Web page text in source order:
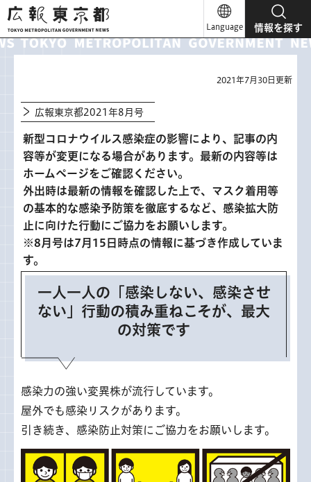
広報東京都
Language 情報を探す
2021年7月30日更新
広報東京都2021年8月号
新型コロナウイルス感染症の影響により、記事の内
容等が変更になる場合があります。最新の内容等は
ホームページをご確認ください。
外出時は最新の情報を確認した上で、マスク着用等
の基本的な感染予防策を徹底するなど、感染拡大防
止に向けた行動にご協力をお願いします。
※8月号は7月15日時点の情報に基づき作成していま
す。
一人一人の「感染しない、感染させ
ない」行動の積み重ねこそが、最大
の対策です
感染力の強い変異株が流行しています。
屋外でも感染リスクがあります。
引き続き、感染防止対策にご協力をお願いします。